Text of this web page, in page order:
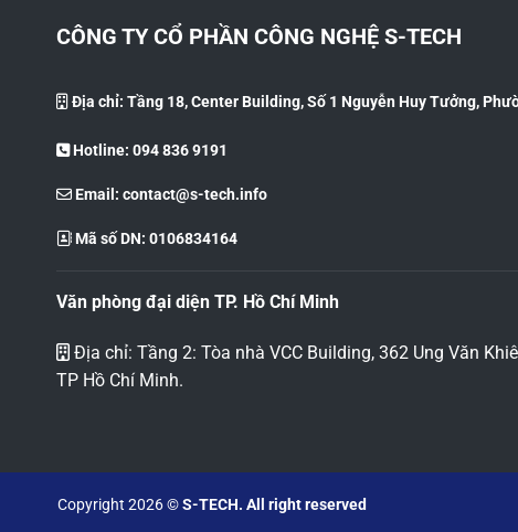
CÔNG TY CỔ PHẦN CÔNG NGHỆ S-TECH
Địa chỉ: Tầng 18, Center Building, Số 1 Nguyễn Huy Tưởng,
Hotline: 094 836 9191
Email: contact@s-tech.info
Mã số DN: 0106834164
Văn phòng đại diện TP. Hồ Chí Minh
Địa chỉ: Tầng 2: Tòa nhà VCC Building, 362 Ung Văn
TP Hồ Chí Minh.
Copyright 2026 ©S-TECH. All right reserved